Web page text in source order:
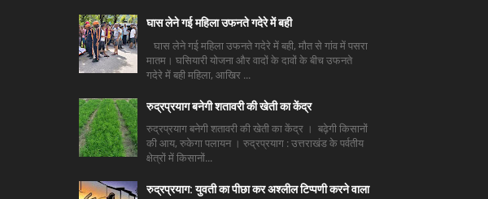
घास लेने गई महिला उफनते गदेरे में बही
घास लेने गई महिला उफनते गदेरे में बही, मौत से गांव में पसरा
मातम। घसियारी योजना और वादों के दावों के बीच उफनते
गदेरे में बही महिला, आखिर ...
रुद्रप्रयाग बनेगी शतावरी की खेती का केंद्र
रुद्रप्रयाग बनेगी शतावरी की खेती का केंद्र । बढ़ेगी किसानों
की आय, रुकेगा पलायन । रुद्रप्रयाग : उत्तराखंड के पर्वतीय
क्षेत्रों में किसानों...
रुद्रप्रयाग: युवती का पीछा कर अश्लील टिप्पणी करने वाला